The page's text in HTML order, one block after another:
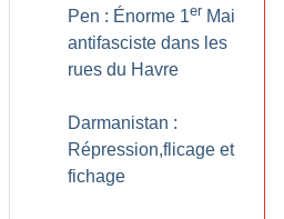
Pen : Énorme 1er Mai
antifasciste dans les
rues du Havre
Darmanistan :
Répression,flicage et
fichage